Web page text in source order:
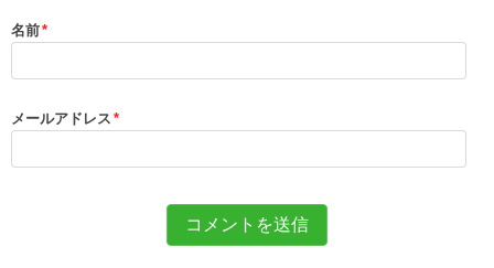
名前*
メールアドレス *